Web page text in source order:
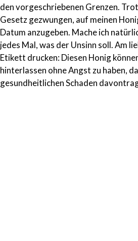
den vorgeschriebenen Grenzen.
Gesetz gezwungen, auf meinen
Datum anzugeben. Mache ich
jedes Mal, was der Unsinn soll. Am
Etikett drucken: Diesen Honig
hinterlassen ohne Angst zu haben,
gesundheitlichen Schaden